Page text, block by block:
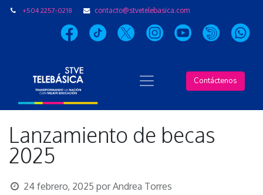
+504 2257-0218 contacto@stvetelebasica.com
Contáctenos
Lanzamiento de becas
2025
24 febrero, 2025 porAndrea Torres